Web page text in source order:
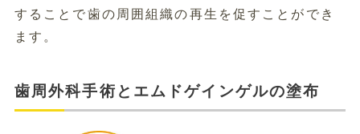
することで歯の周囲組織の再生を促すことができ
ます。
歯周外科手術とエムドゲインゲルの塗布